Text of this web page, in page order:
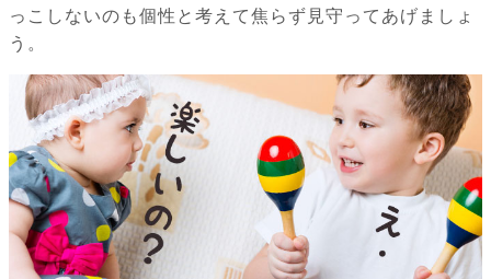
っこしないのも個性と考えて焦らず見守ってあげましょ
う。